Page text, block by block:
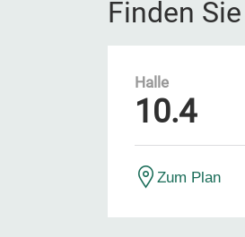
Finden
Halle
10.4
Zum Plan